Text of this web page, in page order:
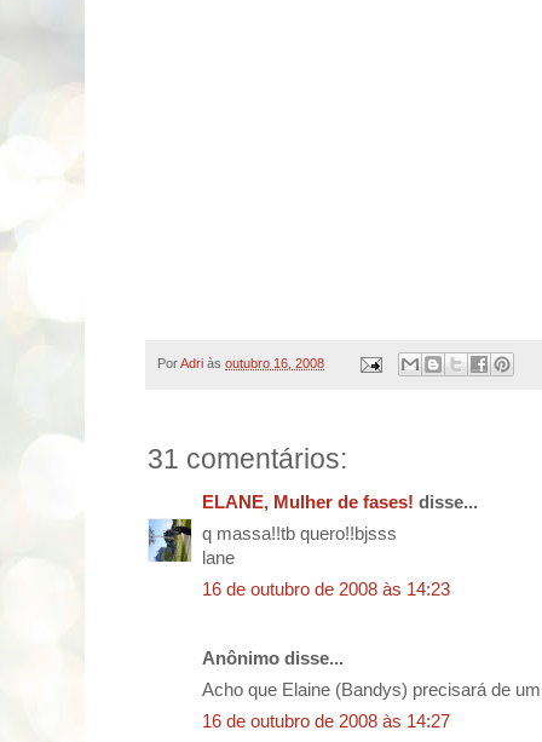
PorAdri às outubro 16, 2008
31 comentários:
ELANE, Mulher de fases! disse...
q massa!!tb quero!!bjsss
lane
16 de outubro de 2008 às 14:23
Anônimo disse...
Acho que Elaine (Bandys) precisará de
16 de outubro de 2008 às 14:27